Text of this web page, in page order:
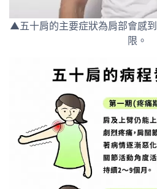
▲五十肩的主要症狀為肩部會感
限。